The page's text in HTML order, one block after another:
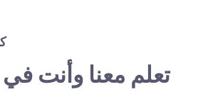
تعلم معنا وأنت